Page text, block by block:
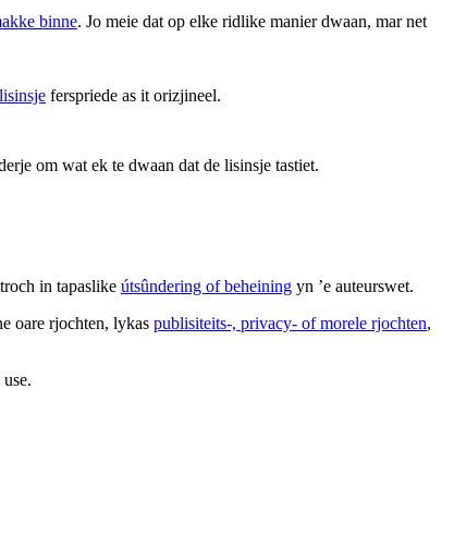
binne. Jo meie dat op elke ridlike manier dwaan, mar net
ferspriede as it orizjineel.
om wat ek te dwaan dat de lisinsje tastiet.
in tapaslike útsûndering of beheining yn ’e auteurswet.
oare rjochten, lykas publisiteits-, privacy- of morele rjochten,